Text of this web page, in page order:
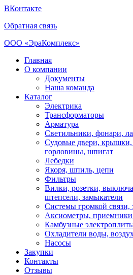
ВКонтакте
Обратная связь
ООО «ЭраКомплекс»
Главная
О компании
Документы
Наша команда
Каталог
Электрика
Трансформаторы
Арматура
Светильники, фонари,
Судовыe двери,
горловины, шпигат
Лебедки
Якоря, шпиль, цепи
Фильтры
Вилки, розетки,
штепсели, замыкатели
Системы громкой связи,
Аксиометры,
Камбузные
Охладители воды,
Насосы
Закупки
Контакты
Отзывы